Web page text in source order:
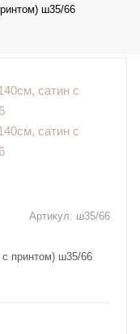
ш35/66
Артикул: ш35/66
принтом) ш35/66